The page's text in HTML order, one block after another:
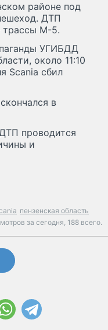
районе под
ДТП
трассы М-5.
УГИБДД
около 11:10
Scania сбил
в
проводится
и
пензенская область
за сегодня, 188 всего.